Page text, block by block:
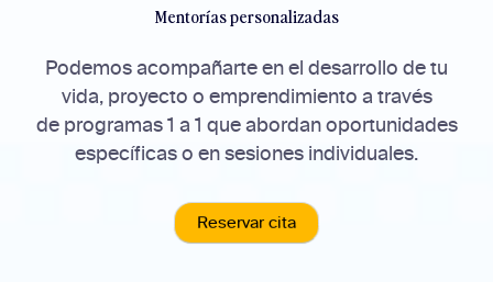
Mentorías personalizadas
Podemosacompañarte en el desarrollo de tu
vida, proyecto o emprendimiento a través
de programas 1 a 1 que abordan oportunidades
específicas o en sesiones individuales.
Reservar cita